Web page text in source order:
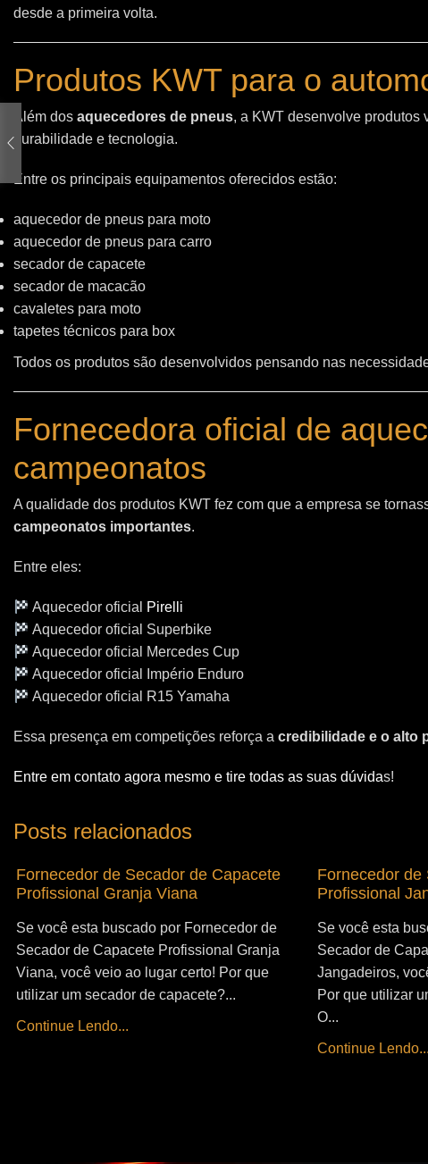
desde a primeira volta.
Produtos KWT para o
Além dos aquecedores de pneus, a KWT desenvolve produtos
durabilidade e tecnologia.
Entre os principais equipamentos oferecidos estão:
aquecedor de pneus para moto
aquecedor de pneus para carro
secador de capacete
secador de macacão
cavaletes para moto
tapetes técnicos para box
Todos os produtos são desenvolvidos pensando nas
Fornecedora oficial de
campeonatos
A qualidade dos produtos KWT fez com que a empresa se
campeonatos importantes.
Entre eles:
Aquecedor oficial Pirelli
Aquecedor oficial Superbike
Aquecedor oficial Mercedes Cup
Aquecedor oficial Império Enduro
Aquecedor oficial R15 Yamaha
Essa presença em competições reforça a credibilidade e o alto
Entre em contato agora mesmo e tire todas as suas dúvidas!
Posts relacionados
Fornecedor de Secador de Capacete
Profissional Granja Viana
Se você esta buscado por Fornecedor de
Secador de Capacete Profissional Granja
Viana, você veio ao lugar certo! Por que
utilizar um secador de capacete?...
Continue Lendo...
Fornecedor de
Profissional
Se você esta
Secador de
Jangadeiros,
Por que utilizar
O...
Continue Lendo...